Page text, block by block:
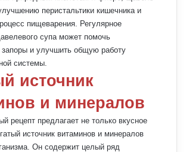
перистальтики кишечника и
пищеварения. Регулярное
супа может помочь
запоры и улучшить общую работу
системы.
источник
и минералов
рецепт предлагает не только вкусное
источник витаминов и минералов
Он содержит целый ряд